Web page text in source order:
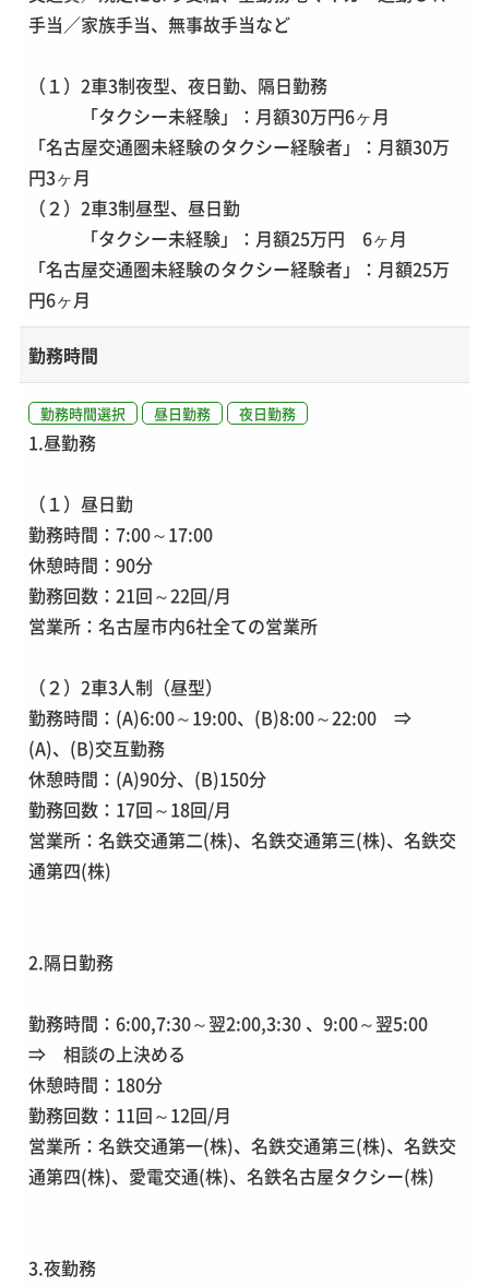
手当／家族手当、無事故手当など
（１）2車3制夜型、夜日勤、隔日勤務
「タクシー未経験」：月額30万円6ヶ月
「名古屋交通圏未経験のタクシー経験者」：月額30万
円3ヶ月
（２）2車3制昼型、昼日勤
「タクシー未経験」：月額25万円 6ヶ月
「名古屋交通圏未経験のタクシー経験者」：月額25万
円6ヶ月
勤務時間
勤務時間選択 昼日勤務 夜日勤務
1.昼勤務
（１）昼日勤
勤務時間：7:00～17:00
休憩時間：90分
勤務回数：21回～22回/月
営業所：名古屋市内6社全ての営業所
（２）2車3人制（昼型）
勤務時間：(A)6:00～19:00、(B)8:00～22:00 ⇒
(A)、(B)交互勤務
休憩時間：(A)90分、(B)150分
勤務回数：17回～18回/月
営業所：名鉄交通第二(株)、名鉄交通第三(株)、名鉄交
通第四(株)
2.隔日勤務
勤務時間：6:00,7:30～翌2:00,3:30 、9:00～翌5:00
⇒ 相談の上決める
休憩時間：180分
勤務回数：11回～12回/月
営業所：名鉄交通第一(株)、名鉄交通第三(株)、名鉄交
通第四(株)、愛電交通(株)、名鉄名古屋タクシー(株)
3.夜勤務